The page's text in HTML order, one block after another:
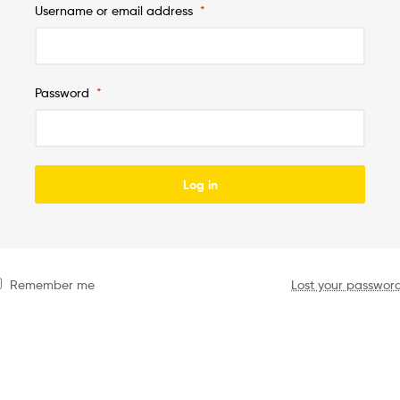
Username or email address *
Password *
Log in
Remember me Lost your